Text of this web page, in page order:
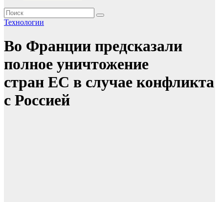
Технологии
Во Франции предсказали
полное уничтожение
стран ЕС в случае конфликта
с Россией